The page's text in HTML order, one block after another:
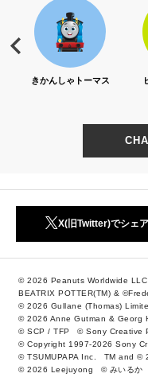
きかんしゃトーマス
X(旧Twitter)でシェア
© 2026 Peanuts Worldwide LLC
BEATRIX POTTER(TM) &
© 2026 Gullane (Thomas)
© 2026 Anne Gutman & Georg
© SCP / TFP
© Sony Creative
© Copyright 1997-2026 Sony
© TSUMUPAPA Inc.
TM and ©
© 2026 Leejuyong
© みいるか